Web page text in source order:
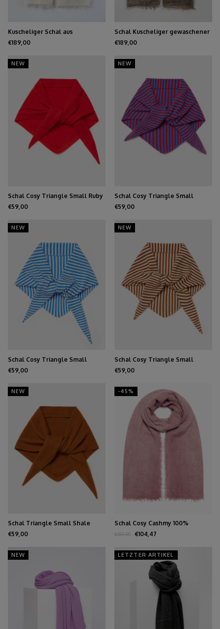
Kuscheliger Schal aus
gewaschenem Kaschmir,
€189,00
Schal Kuscheliger gewaschener
Kaschmir Mole
€189,00
NEW
Schal Cosy Triangle Small Ruby
€59,00
NEW
Schal Cosy Triangle Small
Azure/Ruby
€59,00
NEW
Schal Cosy Triangle Small
Azure/Maritime White
€59,00
NEW
Schal Cosy Triangle Small
Shale/Maritime White
€59,00
NEW
Schal Triangle Small Shale
€59,00
-45%
Schal Cosy Cashmy 100%
Burgund
€189,95 €104,47
NEW LETZTER ARTIKEL